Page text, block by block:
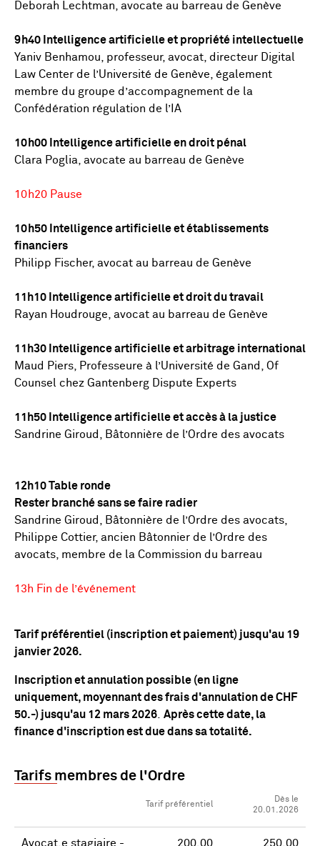
Deborah Lechtman, avocate au barreau de Genève
9h40 Intelligence artificielle et propriété intellectuelle
Yaniv Benhamou, professeur, avocat, directeur Digital
Law Center de l’Université de Genève, également
membre du groupe d’accompagnement de la
Confédération régulation de l’IA
10h00 Intelligence artificielle en droit pénal
Clara Poglia, avocate au barreau de Genève
10h20 Pause
10h50 Intelligence artificielle et établissements
financiers
Philipp Fischer, avocat au barreau de Genève
11h10 Intelligence artificielle et droit du travail
Rayan Houdrouge, avocat au barreau de Genève
11h30 Intelligence artificielle et arbitrage international
Maud Piers, Professeure à l’Université de Gand, Of
Counsel chez Gantenberg Dispute Experts
11h50 Intelligence artificielle et accès à la justice
Sandrine Giroud, Bâtonnière de l’Ordre des avocats
12h10 Table ronde
Rester branché sans se faire radier
Sandrine Giroud, Bâtonnière de l’Ordre des avocats,
Philippe Cottier, ancien Bâtonnier de l’Ordre des
avocats, membre de la Commission du barreau
13h Fin de l’événement
Tarif préférentiel (inscription et paiement) jusqu'au 19
janvier 2026.
Inscription et annulation possible (en ligne
uniquement, moyennant des frais d'annulation de CHF
50.-) jusqu'au 12 mars 2026 Après cette date, la
finance d'inscription est due dans sa totalité.
Tarifs membres de l'Ordre
Tarif préférentiel
Dès le
20.01.2026
Avocat.e stagiaire -
200.00 250.00